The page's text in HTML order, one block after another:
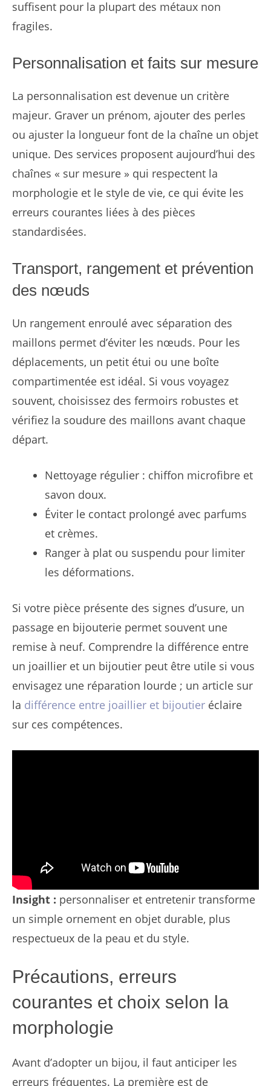
suffisent pour la plupart des métaux non
fragiles.
Personnalisation et faits sur mesure
La personnalisation est devenue un critère
majeur. Graver un prénom, ajouter des perles
ou ajuster la longueur font de la chaîne un objet
unique. Des services proposent aujourd’hui des
chaînes « sur mesure » qui respectent la
morphologie et le style de vie, ce qui évite les
erreurs courantes liées à des pièces
standardisées.
Transport, rangement et prévention
des nœuds
Un rangement enroulé avec séparation des
maillons permet d’éviter les nœuds. Pour les
déplacements, un petit étui ou une boîte
compartimentée est idéal. Si vous voyagez
souvent, choisissez des fermoirs robustes et
vérifiez la soudure des maillons avant chaque
départ.
Nettoyage régulier : chiffon microfibre et
savon doux.
Éviter le contact prolongé avec parfums
et crèmes.
Ranger à plat ou suspendu pour limiter
les déformations.
Si votre pièce présente des signes d’usure, un
passage en bijouterie permet souvent une
remise à neuf. Comprendre la différence entre
un joaillier et un bijoutier peut être utile si vous
envisagez une réparation lourde ; un article sur
la différence entre joaillier et bijoutier éclaire
sur ces compétences.
Insight : personnaliser et entretenir transforme
un simple ornement en objet durable, plus
respectueux de la peau et du style.
Précautions, erreurs
courantes et choix selon la
morphologie
Avant d’adopter un bijou, il faut anticiper les
erreurs fréquentes. La première est de